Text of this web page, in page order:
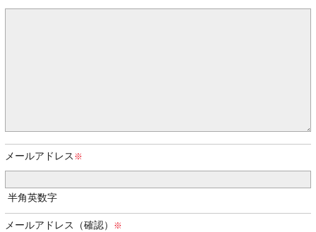
メールアドレス
半角英数字
メールアドレス（確認）